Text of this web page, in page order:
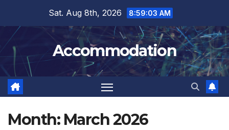
content
Sat. Aug 8th, 2026 8:59:04 AM
Accommodation
Month: March 2026